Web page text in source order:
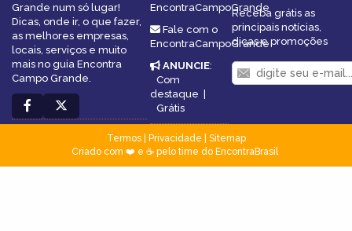
Grande num só lugar!
Dicas, onde ir, o que fazer,
as melhores empresas,
locais, serviços e muito
mais no guia Encontra
Campo Grande.
EncontraCampoGrande
Fale com o
EncontraCampoGrande
ANUNCIE:
Com
destaque |
Grátis
Receba grátis as
principais notícias,
dicas e promoções
Termos| Privacidade
Sitemap
Criado com ❤️ e ☕ pelo time do EncontraBrasil